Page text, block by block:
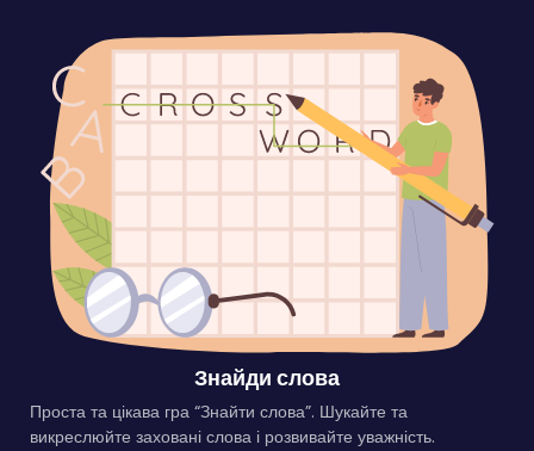
Знайди слова
Проста та цікава гра “Знайти слова”. Шукайте та
викреслюйте заховані слова і розвивайте уважність.